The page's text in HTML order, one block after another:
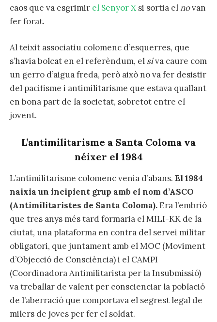
caos que va esgrimir el Senyor Xsi sortia el novan
fer forat.
Al teixit associatiu colomenc d’esquerres, que
s’havia bolcat en el referèndum, el síva caure com
un gerro d’aigua freda, però això no va fer desistir
del pacifisme i antimilitarisme que estava quallant
en bona part de la societat, sobretot entre el
jovent.
L’antimilitarisme a Santa Coloma va
néixer el 1984
L’antimilitarisme colomenc venia d’abans. El 1984
naixia un incipient grup amb el nom d’ASCO
(Antimilitaristes de Santa Coloma).Era l’embrió
que tres anys més tard formaria el MILI-KK de la
ciutat, una plataforma en contra del servei militar
obligatori, que juntament amb el MOC (Moviment
d’Objecció de Consciència) i el CAMPI
(Coordinadora Antimilitarista per la Insubmissió)
va treballar de valent per conscienciar la població
de l’aberració que comportava el segrest legal de
milers de joves per fer el soldat.